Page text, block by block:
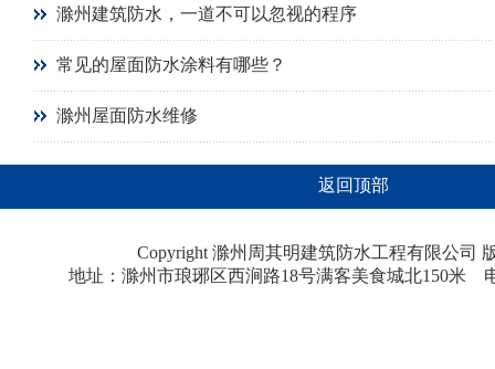
滁州建筑防水，一道不可以忽视的程序
常见的屋面防水涂料有哪些？
滁州屋面防水维修
返回顶部
Copyright 滁州周其明建筑防水工程有限公
地址：滁州市琅琊区西涧路18号满客美食城北150米